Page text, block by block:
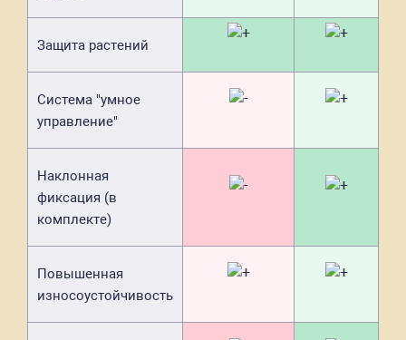
Защита растений
Система "умное
управление"
Наклонная
фиксация (в
комплекте)
Повышенная
износоустойчивость